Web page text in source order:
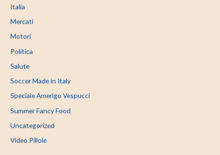
Italia
Mercati
Motori
Politica
Salute
Soccer Made in Italy
Speciale Amerigo Vespucci
Summer Fancy Food
Uncategorized
Video Pillole